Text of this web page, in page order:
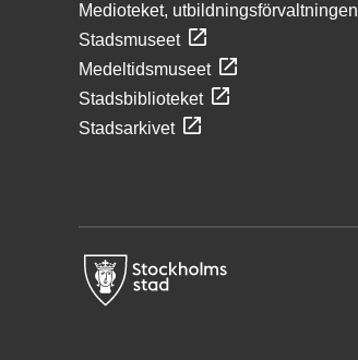
Medioteket, utbildningsförvaltningen
Stadsmuseet
Medeltidsmuseet
Stadsbiblioteket
Stadsarkivet